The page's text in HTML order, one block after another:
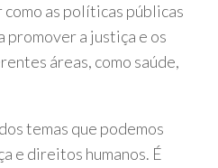
as políticas públicas
promover a justiça e os
áreas, como saúde,
temas que podemos
e direitos humanos. É